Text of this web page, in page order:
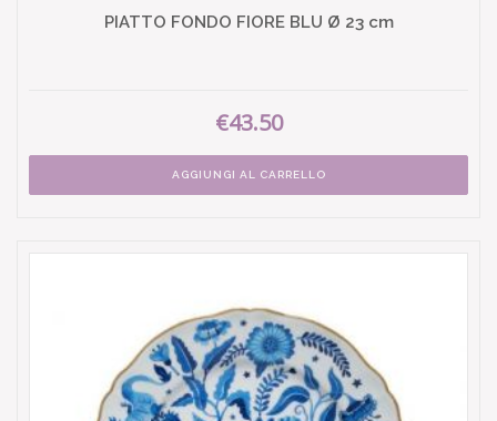
PIATTO FONDO FIORE BLU Ø 23 cm
€43.50
AGGIUNGI AL CARRELLO